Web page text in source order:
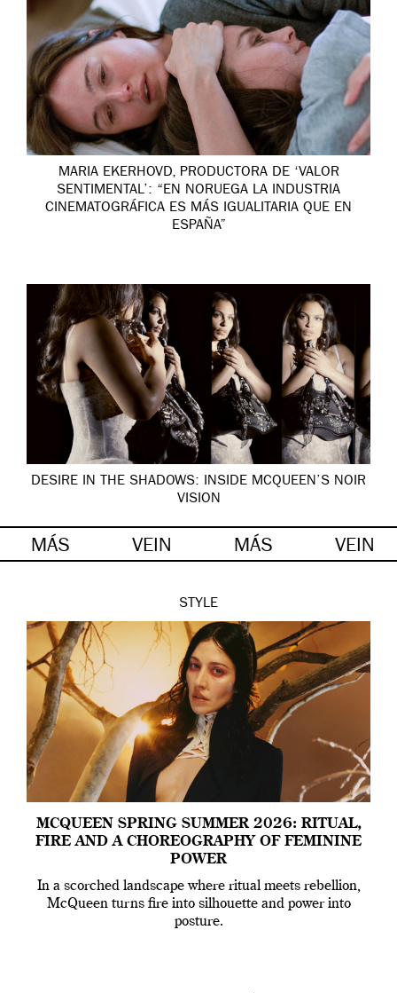
MARIA EKERHOVD, PRODUCTORA DE ‘VALOR
SENTIMENTAL’: “EN NORUEGA LA INDUSTRIA
CINEMATOGRÁFICA ES MÁS IGUALITARIA QUE EN
ESPAÑA”
DESIRE IN THE SHADOWS: INSIDE MCQUEEN’S NOIR
VISION
MÁS VEIN MÁS VEIN
STYLE
MCQUEEN SPRING SUMMER 2026: RITUAL,
FIRE AND A CHOREOGRAPHY OF FEMININE
POWER
In a scorched landscape where ritual meets rebellion,
McQueen turns fire into silhouette and power into
posture.